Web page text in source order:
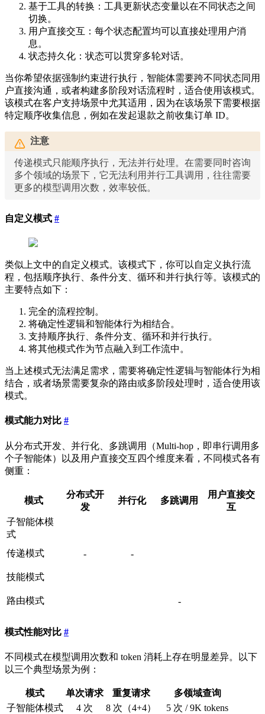
基于工具的转换：工具更新状态变量以在不同状态之间
切换。
用户直接交互：每个状态配置均可以直接处理用户消
息。
状态持久化：状态可以贯穿多轮对话。
当你希望依据强制约束进行执行，智能体需要跨不同状态同用
户直接沟通，或者构建多阶段对话流程时，适合使用该模式。
该模式在客户支持场景中尤其适用，因为在该场景下需要根据
特定顺序收集信息，例如在发起退款之前收集订单 ID。
注意
传递模式只能顺序执行，无法并行处理。在需要同时咨询
多个领域的场景下，它无法利用并行工具调用，往往需要
更多的模型调用次数，效率较低。
自定义模式 #
类似上文中的自定义模式。该模式下，你可以自定义执行流
程，包括顺序执行、条件分支、循环和并行执行等。该模式的
主要特点如下：
完全的流程控制。
将确定性逻辑和智能体行为相结合。
支持顺序执行、条件分支、循环和并行执行。
将其他模式作为节点融入到工作流中。
当上述模式无法满足需求，需要将确定性逻辑与智能体行为相
结合，或者场景需要复杂的路由或多阶段处理时，适合使用该
模式。
模式能力对比 #
从分布式开发、并行化、多跳调用（Multi-hop，即串行调用多
个子智能体）以及用户直接交互四个维度来看，不同模式各有
侧重：
模式
分布式开
发
并行化 多跳调用
用户直接交
互
子智能体模
式
传递模式
- -
技能模式
路由模式 -
模式性能对比 #
不同模式在模型调用次数和 token 消耗上存在明显差异。以下
以三个典型场景为例：
模式 单次请求 重复请求
多领域查询
子智能体模式
4 次 8 次（4+4） 5 次 / 9K tokens